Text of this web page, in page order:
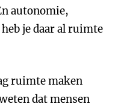
autonomie,
je daar al ruimte
ruimte maken
dat mensen